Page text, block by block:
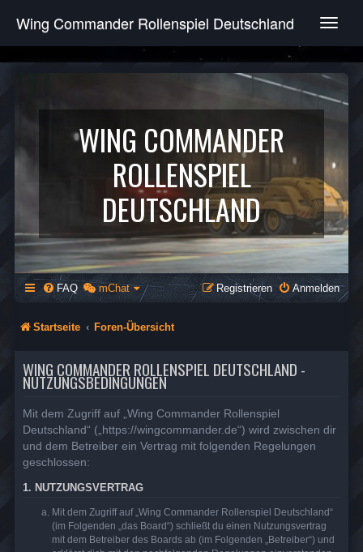
T
g
e
v
g
a
t
i
o
n
Wing Commander Rollenspiel Deutschland
WING COMMANDER
ROLLENSPIEL
DEUTSCHLAND
FAQ mChat Anmelden
Registrieren
Startseite Foren-Übersicht
WING COMMANDER ROLLENSPIEL DEUTSCHLAND -
NUTZUNGSBEDINGUNGEN
Mit dem Zugriff auf „Wing Commander Rollenspiel
Deutschland“ („https://wingcommander.de“) wird zwischen dir
und dem Betreiber ein Vertrag mit folgenden Regelungen
geschlossen:
1. NUTZUNGSVERTRAG
Mit dem Zugriff auf „Wing Commander Rollenspiel Deutschland“
(im Folgenden „das Board“) schließt du einen Nutzungsvertrag
mit dem Betreiber des Boards ab (im Folgenden „Betreiber“) und